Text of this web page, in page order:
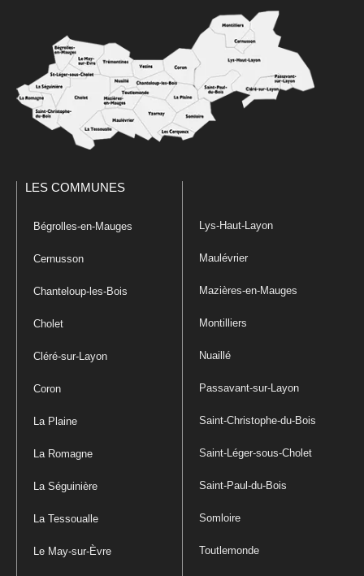
LES COMMUNES
Bégrolles-en-Mauges
Cernusson
Chanteloup-les-Bois
Cholet
Cléré-sur-Layon
Coron
La Plaine
La Romagne
La Séguinière
La Tessoualle
Le May-sur-Èvre
Lys-Haut-Layon
Maulévrier
Mazières-en-Mauges
Montilliers
Nuaillé
Passavant-sur-Layon
Saint-Christophe-du-Bois
Saint-Léger-sous-Cholet
Saint-Paul-du-Bois
Somloire
Toutlemonde